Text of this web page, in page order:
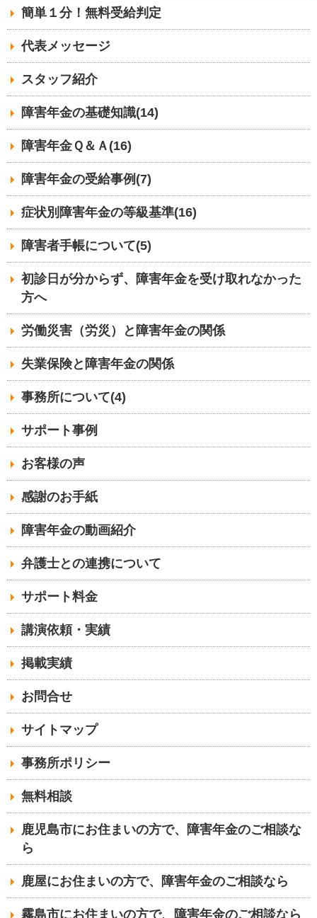
簡単１分！無料受給判定
代表メッセージ
スタッフ紹介
障害年金の基礎知識(14)
障害年金Ｑ＆Ａ(16)
障害年金の受給事例(7)
症状別障害年金の等級基準(16)
障害者手帳について(5)
初診日が分からず、障害年金を受け取れなかった
方へ
労働災害（労災）と障害年金の関係
失業保険と障害年金の関係
事務所について(4)
サポート事例
お客様の声
感謝のお手紙
障害年金の動画紹介
弁護士との連携について
サポート料金
講演依頼・実績
掲載実績
お問合せ
サイトマップ
事務所ポリシー
無料相談
鹿児島市にお住まいの方で、障害年金のご相談な
ら
鹿屋にお住まいの方で、障害年金のご相談なら
霧島市にお住まいの方で、障害年金のご相談なら